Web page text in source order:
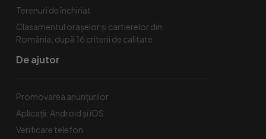
Terenuri de închiriat
Clasamentul orașelor și cartierelor din
România, după 16 criterii de calitate
De ajutor
Promovarea anunțurilor
Aplicații: Android și iOS
Verificare telefon